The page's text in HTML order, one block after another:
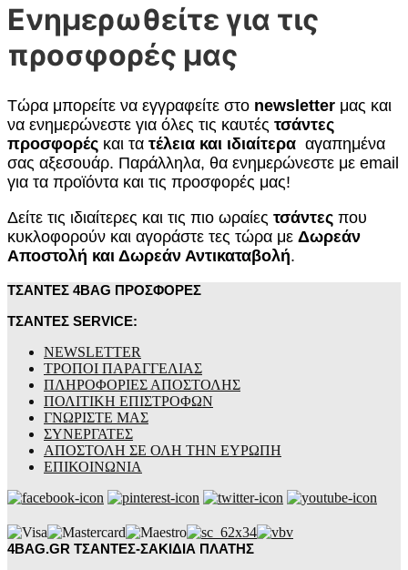
Ενημερωθείτε για τις
προσφορές μας
Τώρα μπορείτε να εγγραφείτε στο newsletter μας και
να ενημερώνεστε για όλες τις καυτές τσάντες
προσφορές και τα τέλεια και ιδιαίτερα αγαπημένα
σας αξεσουάρ. Παράλληλα, θα ενημερώνεστε με email
για τα προϊόντα και τις προσφορές μας!
Δείτε τις ιδιαίτερες και τις πιο ωραίες τσάντες που
κυκλοφορούν και αγοράστε τες τώρα με Δωρεάν
Αποστολή και Δωρεάν Αντικαταβολή.
ΤΣΑΝΤΕΣ 4BAG ΠΡΟΣΦΟΡΕΣ
ΤΣΑΝΤΕΣ SERVICE:
NEWSLETTER
ΤΡΟΠΟΙ ΠΑΡΑΓΓΕΛΙΑΣ
ΠΛΗΡΟΦΟΡΙΕΣ ΑΠΟΣΤΟΛΗΣ
ΠΟΛΙΤΙΚΗ ΕΠΙΣΤΡΟΦΩΝ
ΓΝΩΡΙΣΤΕ ΜΑΣ
ΣΥΝΕΡΓΑΤΕΣ
ΑΠΟΣΤΟΛΗ ΣΕ ΟΛΗ ΤΗΝ ΕΥΡΩΠΗ
ΕΠΙΚΟΙΝΩΝΙΑ
4BAG.GR ΤΣΑΝΤΕΣ-ΣΑΚΙΔΙΑ ΠΛΑΤΗΣ